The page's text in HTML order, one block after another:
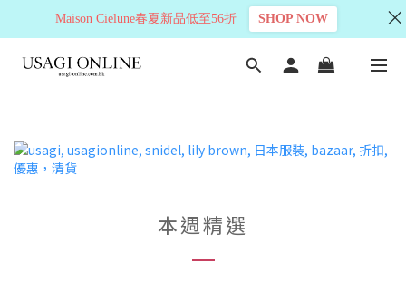
本週精選
Maison Cielune春夏新品低至56折 SHOP NOW